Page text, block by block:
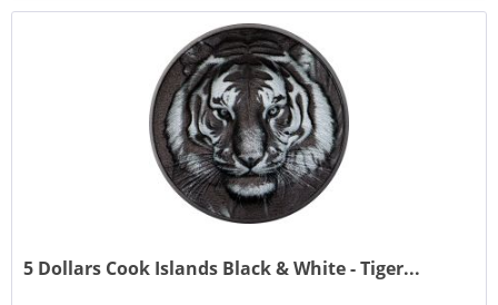
5 Dollars Cook Islands Black & White - Tiger...